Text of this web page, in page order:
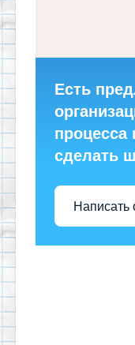
Есть
процесса
сделать
Написать